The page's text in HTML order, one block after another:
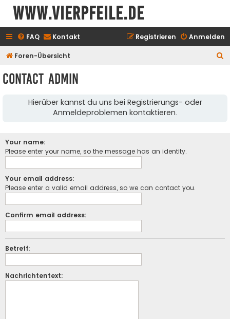
www.vierpfeile.de
FAQ Kontakt Anmelden
Registrieren
Foren-Übersicht
Contact Admin
Hierüber kannst du uns bei Registrierungs- oder
Anmeldeproblemen kontaktieren.
Your name:
Please enter your name, so the message has an identity.
Your email address:
Please enter a valid email address, so we can contact you.
Confirm email address:
Betreff:
Nachrichtentext: